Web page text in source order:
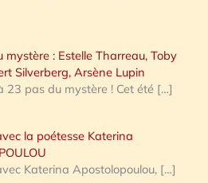
mystère : Estelle Tharreau, Toby
Silverberg, Arsène Lupin
23 pas du mystère ! Cet été […]
la poétesse Katerina
Katerina Apostolopoulou, […]